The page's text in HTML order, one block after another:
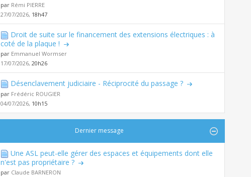
par Rémi PIERRE
27/07/2026, 18h47
Droit de suite sur le financement des extensions électriques : à
coté de la plaque !
par Emmanuel Wormser
17/07/2026,20h26
Désenclavement judiciaire - Réciprocité du passage ?
par Frédéric ROUGIER
04/07/2026, 10h15
Dernier message
Une ASL peut-elle gérer des espaces et équipements dont elle
n'est pas propriétaire ?
par Claude BARNERON